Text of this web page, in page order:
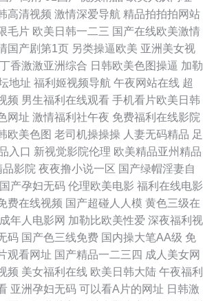
蛙视频 萌白酱视频播放红桃 黑丝翘臀后入 亚洲在
中文AV之家 黄色媒体无码网址 91香蕉国产福利片
航在线观看 性爱AV在线 国产AV密臀 亚洲SS欧美
99资源站性爱视频 丝袜后入在线免费观看 国产日
码日B网 国产三级在线播放 亚洲午夜AV久久 激情
日本成人无码 www精品狼牙套毛片 午夜成人精选
合色色资源 精东传媒A片 51黄色视频 午夜性交影
AV 中文字幕网91 狼人干大香蕉 91搜索结果-尤物
高清视频 激情深爱导航 精品拍拍拍网站
毛片 欧美日韩一二三 国产在线欧美激情
国产剧第1页 另类操逼欧美 亚洲美女视
丁香激激亚洲综合 日韩欧美色图操逼 加勒
地址 福利姬视频导航 午夜网站在线 超
频 男生福利在线观看 手机看片欧美日韩
网址 激情福利社午夜 免费福利在线影院
欧美色图 老司机操操操 人妻无码精品 足
入口 新视觉影院伦理 欧美精品亚州精品
品影院 夜夜撸小说一区 国产绿帽淫妻自
国产孕妇无码 伦理欧美电影 福利在线电影
费在线视频 国产超碰人人模 黄色三级在
成年人电影网 加勒比欧美性爱 深夜福利视
码 国产色三线免费 国内操大笔AA级 免
观看网址 国产精品一二三四 成人美女网
频 美女福利在线 欧美日韩大陆 午夜福利
亚洲孕妇无码 可以看A片的网址 日韩激